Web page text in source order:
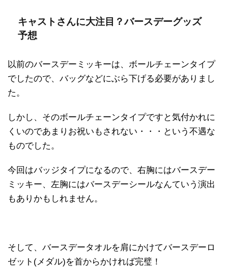
キャストさんに大注目？バースデーグッズ
予想
以前のバースデーミッキーは、ボールチェーンタイプ
でしたので、バッグなどにぶら下げる必要がありまし
た。
しかし、そのボールチェーンタイプですと気付かれに
くいのであまりお祝いもされない・・・という不遇な
ものでした。
今回はバッジタイプになるので、右胸にはバースデー
ミッキー、左胸にはバースデーシールなんていう演出
もありかもしれません。
そして、バースデータオルを肩にかけてバースデーロ
ゼット(メダル)を首からかければ完璧！